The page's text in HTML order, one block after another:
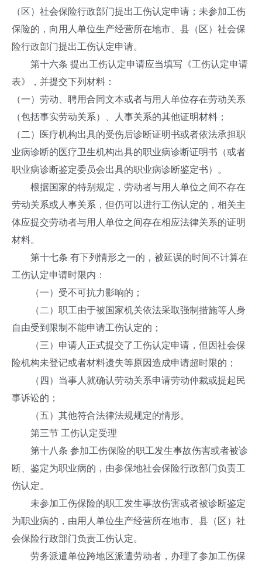
（区）社会保险行政部门提出工伤认定申请；未参加工伤
保险的，向用人单位生产经营所在地市、县（区）社会保
险行政部门提出工伤认定申请。
第十六条 提出工伤认定申请应当填写《工伤认定申请
表》，并提交下列材料：
（一）劳动、聘用合同文本或者与用人单位存在劳动关系
（包括事实劳动关系）、人事关系的其他证明材料；
（二）医疗机构出具的受伤后诊断证明书或者依法承担职
业病诊断的医疗卫生机构出具的职业病诊断证明书（或者
职业病诊断鉴定委员会出具的职业病诊断鉴定书）。
根据国家的特别规定，劳动者与用人单位之间不存在
劳动关系或人事关系，但仍可以进行工伤认定的，相关主
体应提交劳动者与用人单位之间存在相应法律关系的证明
材料。
第十七条 有下列情形之一的，被延误的时间不计算在
工伤认定申请时限内：
（一）受不可抗力影响的；
（二）职工由于被国家机关依法采取强制措施等人身
自由受到限制不能申请工伤认定的；
（三）申请人正式提交了工伤认定申请，但因社会保
险机构未登记或者材料遗失等原因造成申请超时限的；
（四）当事人就确认劳动关系申请劳动仲裁或提起民
事诉讼的；
（五）其他符合法律法规规定的情形。
第三节 工伤认定受理
第十八条 参加工伤保险的职工发生事故伤害或者被诊
断、鉴定为职业病的，由参保地社会保险行政部门负责工
伤认定。
未参加工伤保险的职工发生事故伤害或者被诊断鉴定
为职业病的，由用人单位生产经营所在地市、县（区）社
会保险行政部门负责工伤认定。
劳务派遣单位跨地区派遣劳动者，办理了参加工伤保